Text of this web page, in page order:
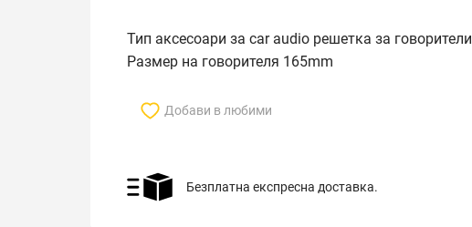
Тип аксесоари за car audio решетка за говорители
Размер на говорителя 165mm
Добави в любими
Безплатна експресна доставка.